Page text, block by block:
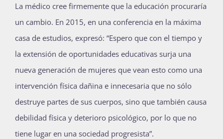
La médico cree firmemente que la educación procuraría
un cambio. En 2015, en una conferencia en la máxima
casa de estudios, expresó: “Espero que con el tiempo y
la extensión de oportunidades educativas surja una
nueva generación de mujeres que vean esto como una
intervención física dañina e innecesaria que no sólo
destruye partes de sus cuerpos, sino que también causa
debilidad física y deterioro psicológico, por lo que no
tiene lugar en una sociedad progresista”.